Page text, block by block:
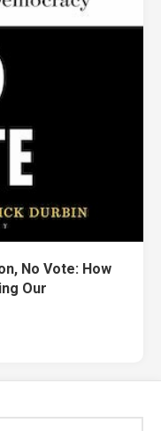
No Vote: How
Our